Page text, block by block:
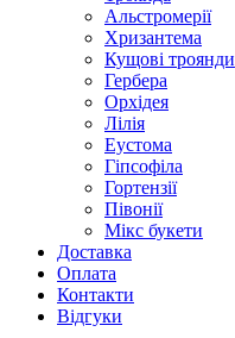
Альстромерії
Хризантема
Кущові троянди
Гербера
Орхідея
Лілія
Еустома
Гіпсофіла
Гортензії
Півонії
Мікс букети
Доставка
Оплата
Контакти
Відгуки